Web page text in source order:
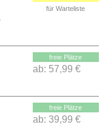
für Warteliste
freie Plätze
ab: 57,99 €
freie Plätze
ab: 39,99 €